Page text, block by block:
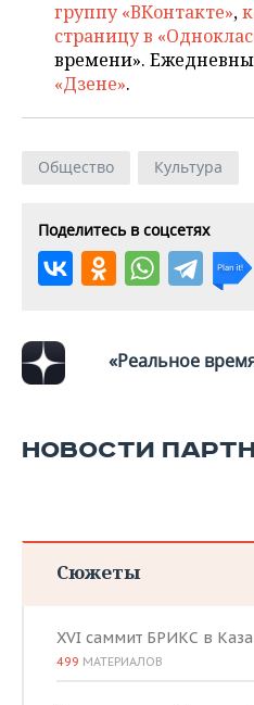
группу «ВКонтакте»,
страницу в
времени».
«Дзене».
Общество Культура
Поделитесь в соцсетях
«Реальное
НОВОСТИ
Сюжеты
XVI саммит БРИКС в
499 МАТЕРИАЛОВ